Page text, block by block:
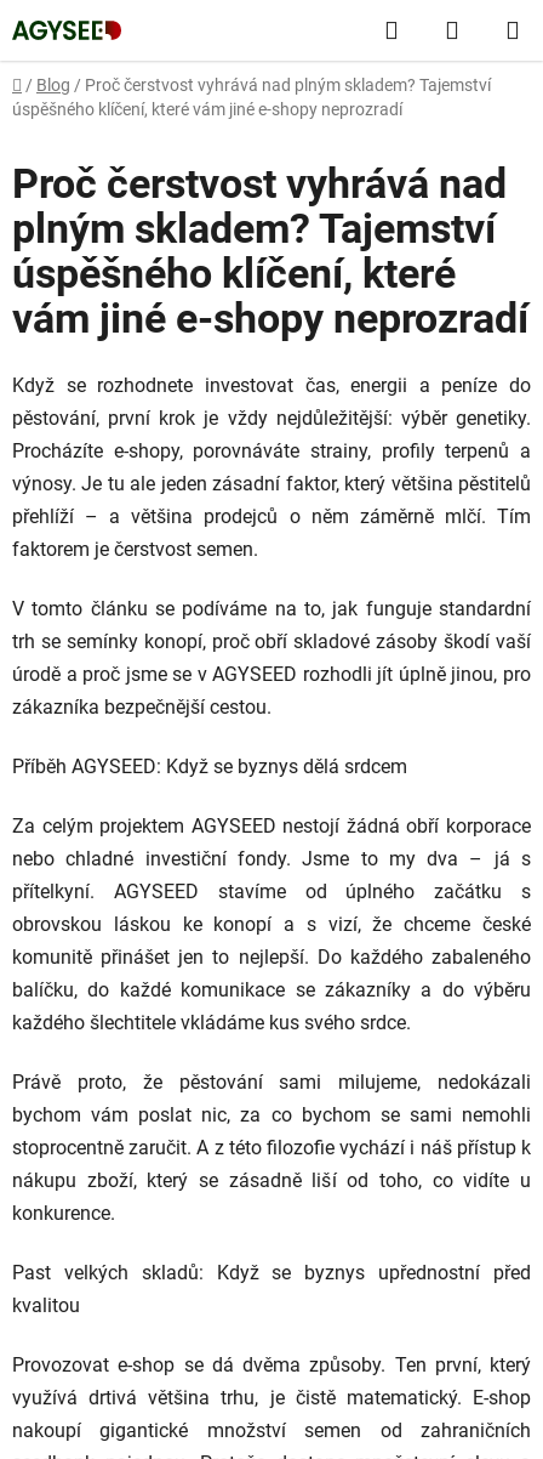
na
obsah
Hledat
KOŠÍK
Domů
/ Blog / Proč čerstvost vyhrává nad plným skladem? Tajemství
úspěšného klíčení, které vám jiné e-shopy neprozradí
Proč čerstvost vyhrává nad
plným skladem? Tajemství
úspěšného klíčení, které
vám jiné e-shopy neprozradí
Když se rozhodnete investovat čas, energii a peníze do
pěstování, první krok je vždy nejdůležitější: výběr genetiky.
Procházíte e-shopy, porovnáváte strainy, profily terpenů a
výnosy. Je tu ale jeden zásadní faktor, který většina pěstitelů
přehlíží – a většina prodejců o něm záměrně mlčí. Tím
faktorem je čerstvost semen.
V tomto článku se podíváme na to, jak funguje standardní
trh se semínky konopí, proč obří skladové zásoby škodí vaší
úrodě a proč jsme se v AGYSEED rozhodli jít úplně jinou, pro
zákazníka bezpečnější cestou.
Příběh AGYSEED: Když se byznys dělá srdcem
Za celým projektem AGYSEED nestojí žádná obří korporace
nebo chladné investiční fondy. Jsme to my dva – já s
přítelkyní. AGYSEED stavíme od úplného začátku s
obrovskou láskou ke konopí a s vizí, že chceme české
komunitě přinášet jen to nejlepší. Do každého zabaleného
balíčku, do každé komunikace se zákazníky a do výběru
každého šlechtitele vkládáme kus svého srdce.
Právě proto, že pěstování sami milujeme, nedokázali
bychom vám poslat nic, za co bychom se sami nemohli
stoprocentně zaručit. A z této filozofie vychází i náš přístup k
nákupu zboží, který se zásadně liší od toho, co vidíte u
konkurence.
Past velkých skladů: Když se byznys upřednostní před
kvalitou
Provozovat e-shop se dá dvěma způsoby. Ten první, který
využívá drtivá většina trhu, je čistě matematický. E-shop
nakoupí gigantické množství semen od zahraničních